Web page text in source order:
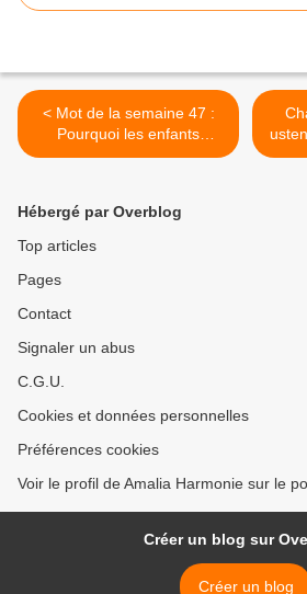
< Mot de la semaine 47 :
Pourquoi les enfants
trouvent-ils toujours la
Hébergé par Overblog
Top articles
Pages
Contact
Signaler un abus
C.G.U.
Cookies et données personnelles
Préférences cookies
Voir le profil de Amalia Harmonie sur le
Créer un blog sur
Créer un blog